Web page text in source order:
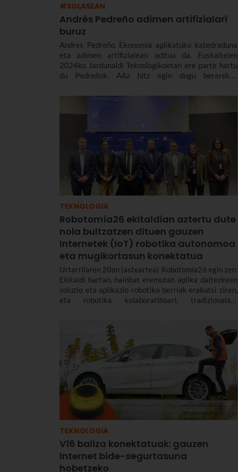
#SOLASEAN
Andrés Pedreño adimen artifizialari
buruz
Andres Pedreño Ekonomia aplikatuko katedraduna
eta adimen artifizialean aditua da. Euskaltelen
2024ko Jardunaldi Teknologikoetan ere parte hartu
du Pedreñok. AAz hitz egin dugu berarekin,
hartuta, eta hizpide izan ditugu AAren erregulazioa,
zein gizarte gisa aurrez aurre ditugun desafioak.
TEKNOLOGIA
Robotomía26 ekitaldian aztertu dute
nola bultzatzen dituen gauzen
Internetek (IoT) robotika autonomoa
eta mugikortasun konektatua
Urtarrilaren 20an (asteartea) Robotomía26 egin zen.
Ekitaldi hartan, hainbat eremutan aplika daitezkeen
soluzio eta aplikazio robotiko berriak erakutsi ziren,
eta robotika kolaboratiboari, tradizionalari,
TEKNOLOGIA
V16 baliza konektatuak: gauzen
Internet bide-segurtasuna
hobetzeko